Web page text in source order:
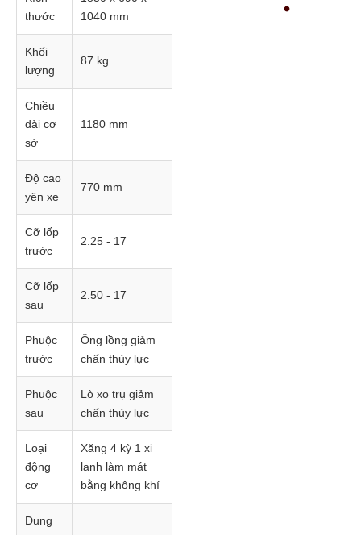
thước
1040 mm
Khối
lượng
87 kg
Chiều
dài cơ
sở
1180 mm
Độ cao
yên xe
770 mm
Cỡ lốp
trước
2.25 - 17
Cỡ lốp
sau
2.50 - 17
Phuộc
trước
Ống lồng giảm
chấn thủy lực
Phuộc
sau
Lò xo trụ giảm
chấn thủy lực
Loại
động
cơ
Xăng 4 kỳ 1 xi
lanh làm mát
bằng không khí
Dung